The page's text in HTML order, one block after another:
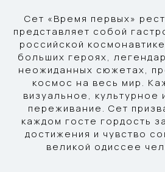
Сет «Время первых»
представляет собой
российской
больших героях,
неожиданных сюжетах,
космос на весь мир.
визуальное, культурное
переживание. Сет
каждом госте гордость
достижения и чувство
великой одиссее